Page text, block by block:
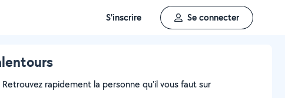
S'inscrire Se connecter
rapidement la personne qu'il vous faut sur